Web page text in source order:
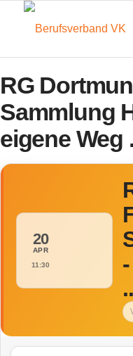
RG
Sammlung
eigene Weg
20
APR
11:30